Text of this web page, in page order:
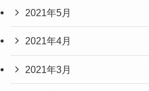
2021年5月
2021年4月
2021年3月